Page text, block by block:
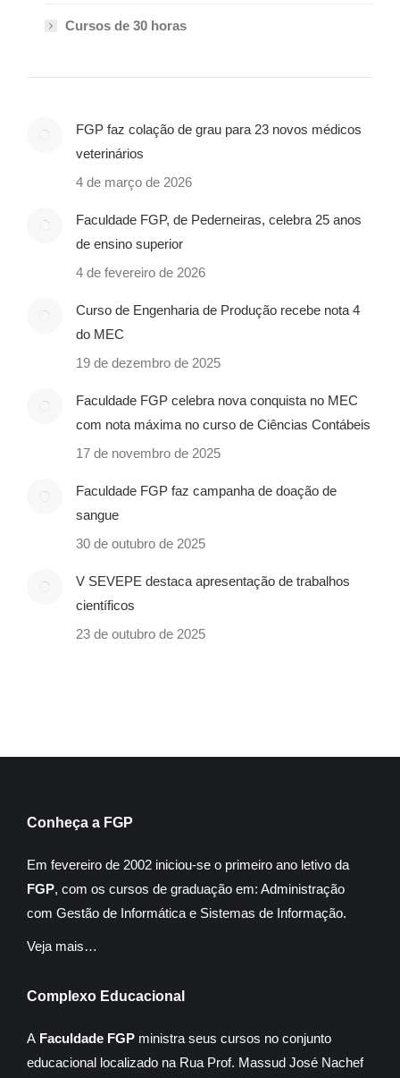
Cursos de 30 horas
FGP faz colação de grau para 23 novos médicos
veterinários
4 de março de 2026
Faculdade FGP, de Pederneiras, celebra 25 anos
de ensino superior
4 de fevereiro de 2026
Curso de Engenharia de Produção recebe nota 4
do MEC
19 de dezembro de 2025
Faculdade FGP celebra nova conquista no MEC
com nota máxima no curso de Ciências Contábeis
17 de novembro de 2025
Faculdade FGP faz campanha de doação de
sangue
30 de outubro de 2025
V SEVEPE destaca apresentação de trabalhos
científicos
23 de outubro de 2025
Conheça a FGP
Em fevereiro de 2002 iniciou-se o primeiro ano letivo da
FGP, com os cursos de graduação em: Administração
com Gestão de Informática e Sistemas de Informação.
Veja mais…
Complexo Educacional
A Faculdade FGP ministra seus cursos no conjunto
educacional localizado na Rua Prof. Massud José Nachef